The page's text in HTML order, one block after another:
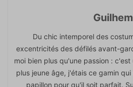
Guilhem
Du chic intemporel des
excentricités des défilés avant-
moi bien plus qu'une passion : c'est
plus jeune âge, j'étais ce gamin
papillon pour qu'il soit parfait.